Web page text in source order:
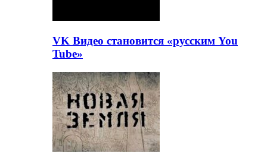
VK Видео становится «русским You
Tube»